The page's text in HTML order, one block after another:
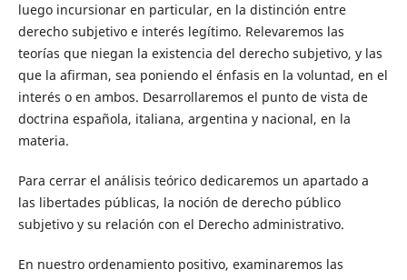
luego incursionar en particular, en la distinción entre
derecho subjetivo e interés legítimo. Relevaremos las
teorías que niegan la existencia del derecho subjetivo, y las
que la afirman, sea poniendo el énfasis en la voluntad, en el
interés o en ambos. Desarrollaremos el punto de vista de
doctrina española, italiana, argentina y nacional, en la
materia.
Para cerrar el análisis teórico dedicaremos un apartado a
las libertades públicas, la noción de derecho público
subjetivo y su relación con el Derecho administrativo.
En nuestro ordenamiento positivo, examinaremos las